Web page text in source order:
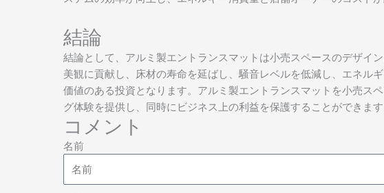
結論
結論として、アルミ製エントランスマットは小売スペースのデザイ
美観に貢献し、床材の寿命を延ばし、騒音レベルを低減し、エネル
価値のある投資となります。アルミ製エントランスマットを小売ス
グ体験を提供し、同時にビジネス上の利益を保護することができます
コメント
名前